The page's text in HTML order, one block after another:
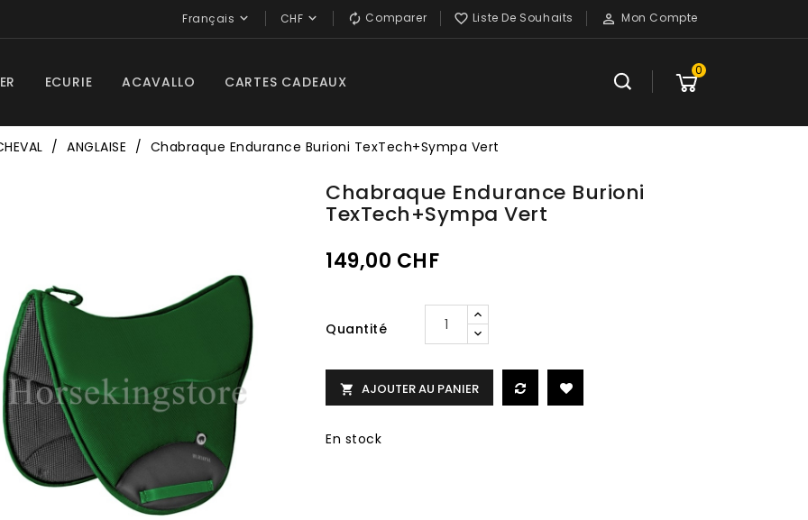
 Mon Compte
 Liste De Souhaits
 Comparer
CHF 
Français 
ECURIE ACAVALLO CARTES CADEAUX
0
ANGLAISE Chabraque Endurance Burioni TexTech+Sympa Vert
Chabraque Endurance Burioni
TexTech+Sympa Vert
149,00 CHF
Quantité
 AJOUTER AU PANIER
En stock